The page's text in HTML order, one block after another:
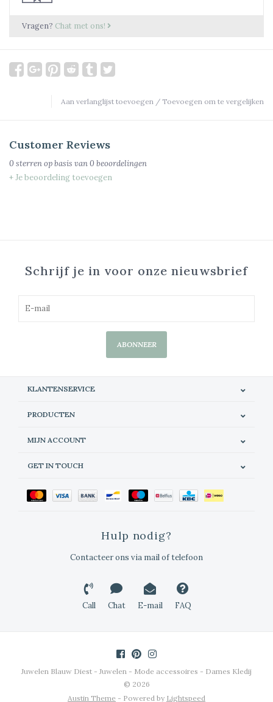
Vragen? Chat met ons!
Aan verlanglijst toevoegen / Toevoegen om te vergelijken
Customer Reviews
0 sterren op basis van0 beoordelingen
+ Je beoordeling toevoegen
Schrijf je in voor onze nieuwsbrief
ABONNEER
KLANTENSERVICE
PRODUCTEN
MIJN ACCOUNT
GET IN TOUCH
Hulp nodig?
Contacteer ons via mail of telefoon
Call Chat E-mail FAQ
Juwelen Blauw Diest - Juwelen - Mode accessoires - Dames Kledij
© 2026
Austin Theme - Powered by Lightspeed